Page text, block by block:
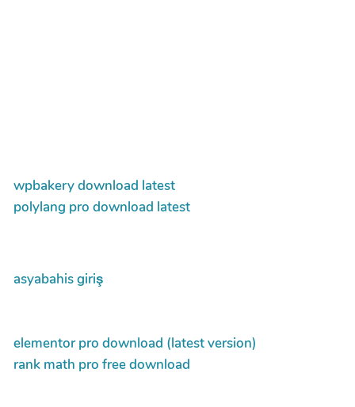
wpbakery download latest
polylang pro download latest
asyabahis giriş
elementor pro download (latest version)
rank math pro free download